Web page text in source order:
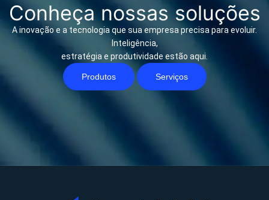
Conheça nossas soluções
A inovação e a tecnologia que sua empresa precisa para evoluir.
Inteligência,
estratégia e produtividade estão aqui.
Produtos Serviços